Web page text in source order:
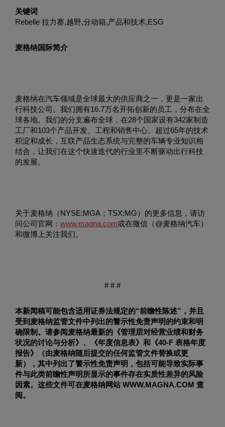
关键词
Rebelle 拉力赛,越野,分动箱,产品和技术,ESG
麦格纳国际简介
麦格纳在汽车领域是全球最大的供应商之一，更是一家出
行科技公司。我们拥有16.7万名开拓创新的员工，分布在全
球各地。我们的分支遍布全球，在28个国家设有342家制造
工厂和103个产品开发、工程和销售中心。超过65年的技术
积淀和成长，互联产品生态系统与完整的车辆专业知识相
结合，让我们在这个快速迭代的行业里不断驱动出行科技
的发展。
关于麦格纳（NYSE:MGA；TSX:MG）的更多信息，请访
问公司官网： www.magna.com或在微信（@麦格纳汽车）
和微博上关注我们。
# # #
本新闻稿可能包含适用证券法规定的“前瞻性陈述” ，并且
受到麦格纳监管文件中列出的警示性免责声明的约束和明
确限制。请参阅麦格纳最新的《管理层对经营业绩和财务
状况的讨论与分析》、《年度信息表》和《40-F 表格年度
报告》（由麦格纳随后提交的任何监管文件替换或更
新），其中列出了警示性免责声明，包括可能导致实际事
件与此类前瞻性声明所显示的事件存在实质性差异的风险
因素。这些文件可在麦格纳网站WWW.MAGNA.COM 查
阅。